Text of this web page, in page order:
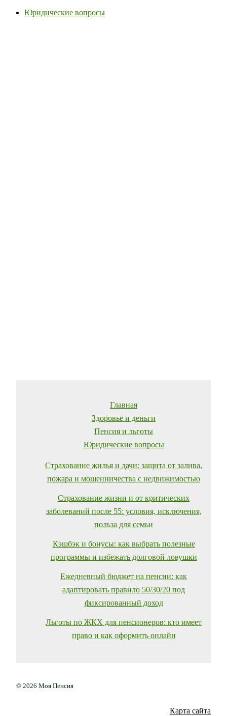
Юридические вопросы
Главная
Здоровье и деньги
Пенсия и льготы
Юридические вопросы
Страхование жилья и дачи: защита от залива,
пожара и мошенничества с недвижимостью
Страхование жизни и от критических
заболеваний после 55: условия, исключения,
польза для семьи
Кэшбэк и бонусы: как выбрать полезные
программы и избежать долговой ловушки
Ежедневный бюджет на пенсии: как
адаптировать правило 50/30/20 под
фиксированный доход
Льготы по ЖКХ для пенсионеров: кто имеет
право и как оформить онлайн
© 2026 Моя Пенсия
Карта сайта